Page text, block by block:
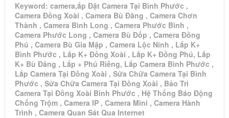
Keyword: camera,ắp Đặt Camera Tại Bình Phước ,
Camera Đồng Xoài , Camera Bù Đăng , Camera Chơn
Thành , Camera Bình Long , Camera Phước Bình ,
Camera Phước Long , Camera Bù Đốp , Camera Đồng
Phú , Camera Bù Gia Mập , Camera Lộc Ninh , Lắp K+
Bình Phước , Lắp K+ Đồng Xoài , Lắp K+ Đồng Phú, Lắp
K+ Bù Đăng , Lắp + Phú Riềng, Lắp Camera Bình Phước ,
Lắp Camera Tại Đồng Xoài , Sửa Chữa Camera Tại Bình
Phước , Sửa Chữa Camera Tại Đồng Xoài , Bảo Trì
Camera Tại Đồng Xoài Bình Phước , Hệ Thống Báo Động
Chống Trộm , Camera IP , Camera Mini , Camera Hành
Trình , Camera Quan Sát Qua Internet